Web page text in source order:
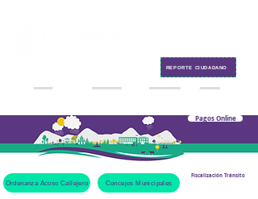
Pagos Online
Ordenanza Acoso Callejero Concejos Municipales
Fiscalización Tránsito
REPORTE CIUDADANO